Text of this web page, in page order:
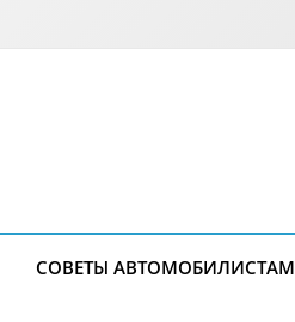
СОВЕТЫ АВТОМОБИЛИСТАМ